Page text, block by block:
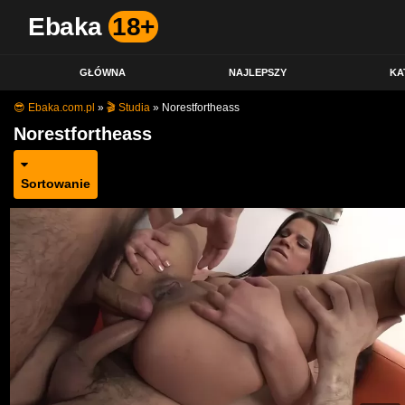
Ebaka 18+
GŁÓWNA NAJLEPSZY
😎 Ebaka.com.pl » 🎬 Studia » Norestfortheass
Norestfortheass
Sortowanie